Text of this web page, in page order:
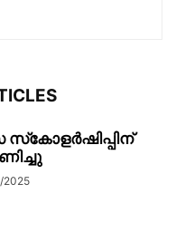
സ്‌കോളർഷിപ്പിന്
2025